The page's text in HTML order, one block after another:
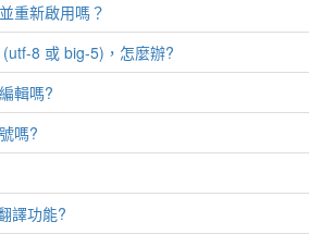
重新啟用嗎？
8 或 big-5)，怎麼辦?
輯嗎?
嗎?
譯功能?